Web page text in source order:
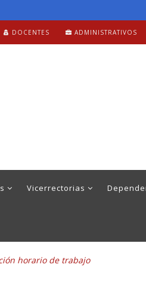
DOCENTES ADMINISTRATIVOS
Vicerrectorias
horario de trabajo